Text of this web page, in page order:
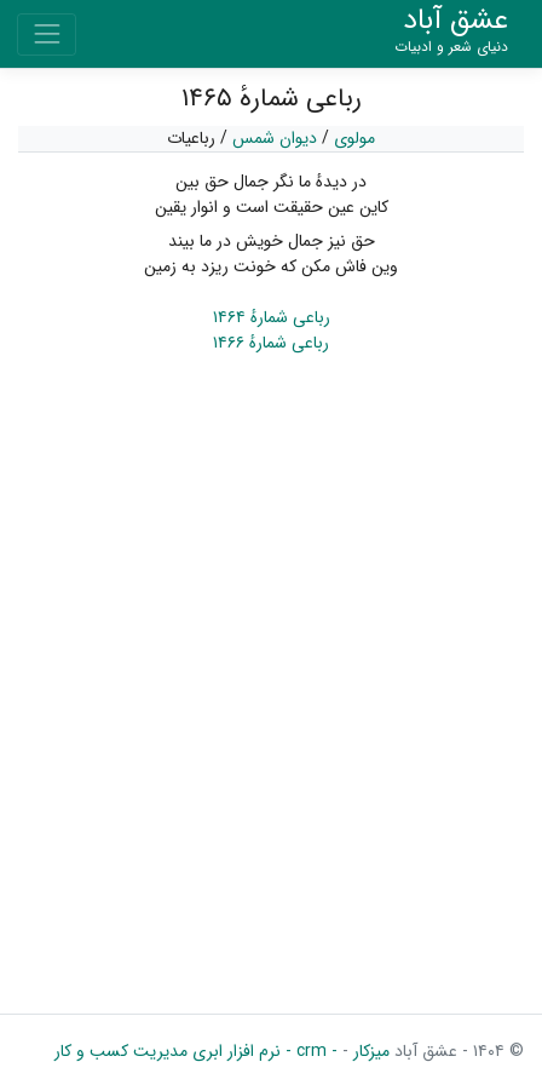
عشق آباد
دنیای شعر و ادبیات
رباعی شمارهٔ ۱۴۶۵
مولوی /دیوان شمس/ رباعیات
در دیدهٔ ما نگر جمال حق بین
کاین عین حقیقت است و انوار یقین
حق نیز جمال خویش در ما بیند
وین فاش مکن که خونت ریزد به زمین
رباعی شمارهٔ ۱۴۶۴
رباعی شمارهٔ ۱۴۶۶
© ۱۴۰۴ - عشق آباد میزکار - - crm - نرم افزار ابری مدیریت کسب و کار